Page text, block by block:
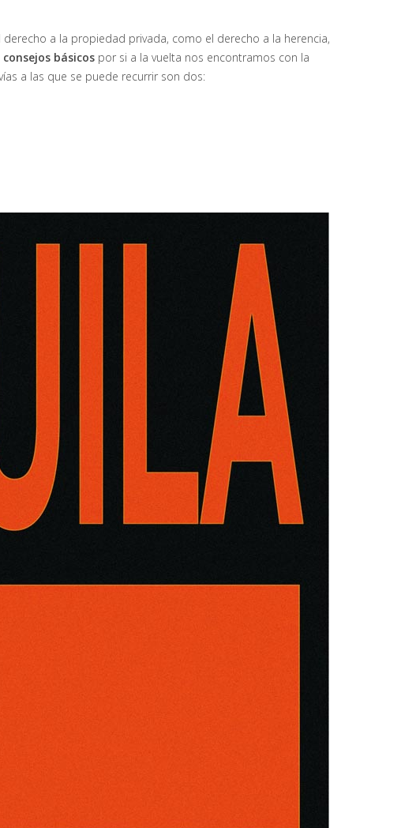
a la propiedad privada, como el derecho a la herencia,
consejos básicos por si a la vuelta nos encontramos con la
a las que se puede recurrir son dos: